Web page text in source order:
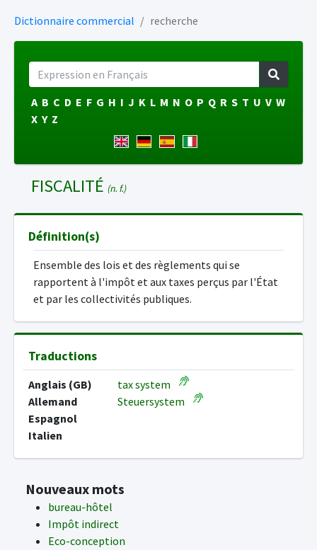
Dictionnaire commercial recherche
A B C D E F G H I J K L M N O P Q R S T U V W
X Y Z
FISCALITÉ (n. f.)
Définition(s)
Ensemble des lois et des règlements qui se
rapportent à l'impôt et aux taxes perçus par l'État
et par les collectivités publiques.
Traductions
Anglais (GB)
tax system
Allemand
Steuersystem
Espagnol
Italien
Nouveaux mots
bureau-hôtel
Impôt indirect
Eco-conception